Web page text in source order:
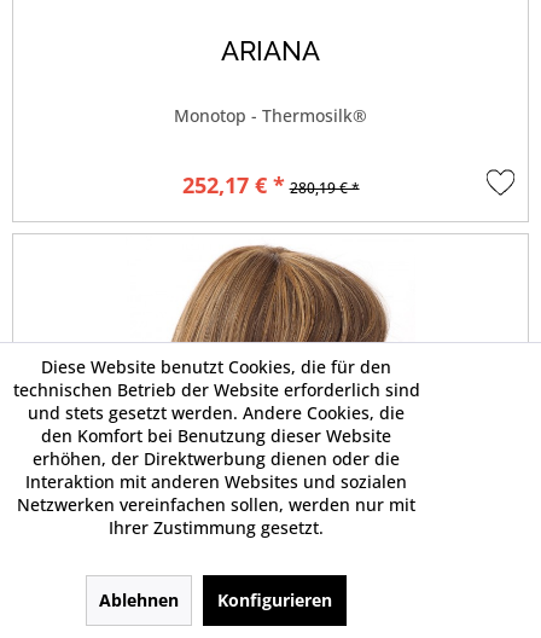
ARIANA
Monotop - Thermosilk®
252,17 € * 280,19 € *
Diese Website benutzt Cookies, die für den
technischen Betrieb der Website erforderlich sind
und stets gesetzt werden. Andere Cookies, die
den Komfort bei Benutzung dieser Website
erhöhen, der Direktwerbung dienen oder die
Interaktion mit anderen Websites und sozialen
Netzwerken vereinfachen sollen, werden nur mit
Ihrer Zustimmung gesetzt.
Ablehnen Konfigurieren